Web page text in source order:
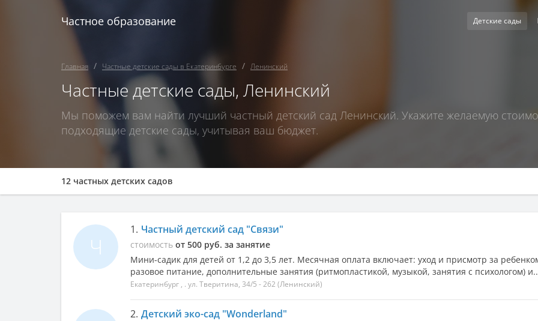
Частное образование Детские сады
Главная Частные детские сады в Екатеринбурге Ленинский
Частные детские сады, Ленинский
Мы поможем вам найти лучший частный детский сад Ленинский. Укажите желаемую
подходящие детские сады, учитывая ваш бюджет.
12 частных детских садов
Ч
1. Частный детский сад "Связи"
стоимость от 500 руб. за занятие
Мини-садик для детей от 1,2 до 3,5 лет. Месячная оплата включает: уход и присмотр за
разовое питание, дополнительные занятия (ритмопластикой, музыкой, занятия с психологом)
Екатеринбург , . ул. Тверитина, 34/5 - 262 (Ленинский)
2. Детский эко-сад "Wonderland"